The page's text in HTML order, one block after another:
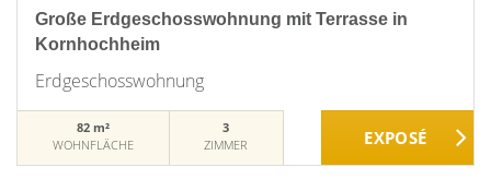
Große Erdgeschosswohnung mit Terrasse in
Kornhochheim
Erdgeschosswohnung
82 m²
WOHNFLÄCHE
3
ZIMMER